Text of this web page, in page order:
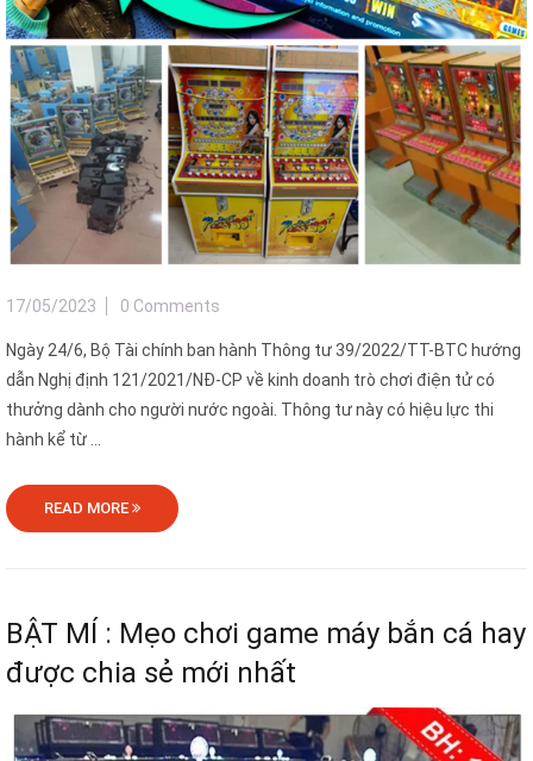
17/05/2023 0 Comments
Ngày 24/6, Bộ Tài chính ban hành Thông tư 39/2022/TT-BTC hướng
dẫn Nghị định 121/2021/NĐ-CP về kinh doanh trò chơi điện tử có
thưởng dành cho người nước ngoài. Thông tư này có hiệu lực thi
hành kể từ ...
READ MORE
BẬT MÍ : Mẹo chơi game máy bắn cá hay
được chia sẻ mới nhất